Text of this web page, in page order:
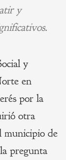
y
y
en
por la
otra
municipio de
pregunta